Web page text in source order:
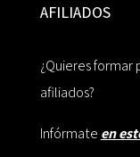
AFILIADOS
¿Quieres
afiliados?
Infórmate en